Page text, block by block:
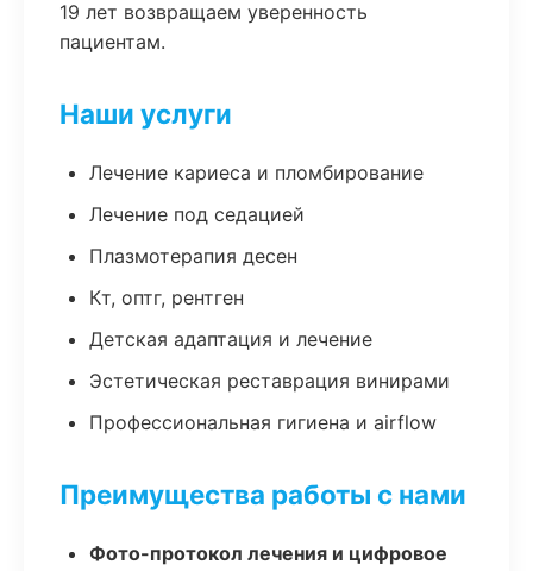
19 лет возвращаем уверенность
пациентам.
Наши услуги
Лечение кариеса и пломбирование
Лечение под седацией
Плазмотерапия десен
Кт, оптг, рентген
Детская адаптация и лечение
Эстетическая реставрация винирами
Профессиональная гигиена и airflow
Преимущества работы с нами
Фото-протокол лечения и цифровое